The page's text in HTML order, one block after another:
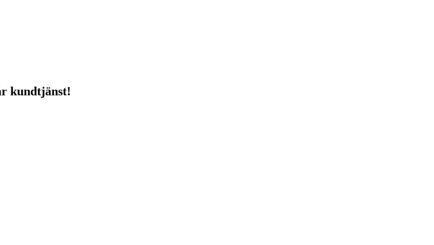
kundtjänst!